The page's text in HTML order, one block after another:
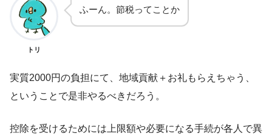
トリ
ふーん。節税ってことか
実質2000円の負担にて、地域貢献＋お礼もらえちゃう、
ということで是非やるべきだろう。
控除を受けるためには上限額や必要になる手続が各人で異